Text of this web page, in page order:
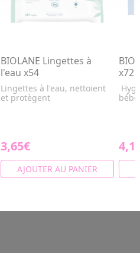
BIOLANE Lingettes à
l'eau x54
Lingettes à l'eau, nettoient
et protègent
3,65€
AJOUTER AU PANIER
x72